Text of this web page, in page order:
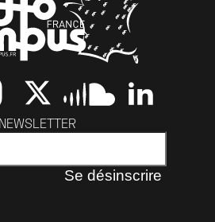
NEWSLETTER
Se désinscrire